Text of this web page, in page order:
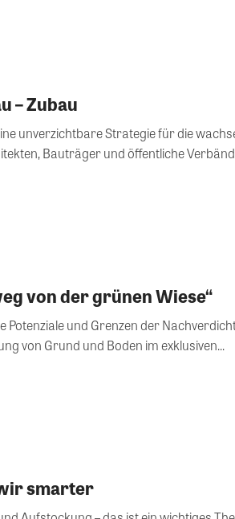
– Zubau
unverzichtbare Strategie für die
Bauträger und öffentliche
von der grünen Wiese“
Potenziale und Grenzen der
von Grund und Boden im exklusiven...
smarter